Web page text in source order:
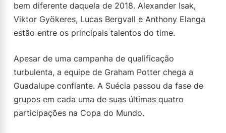
bem diferente daquela de 2018. Alexander Isak,
Viktor Gyökeres, Lucas Bergvall e Anthony Elanga
estão entre os principais talentos do time.
Apesar de uma campanha de qualificação
turbulenta, a equipe de Graham Potter chega a
Guadalupe confiante. A Suécia passou da fase de
grupos em cada uma de suas últimas quatro
participações na Copa do Mundo.